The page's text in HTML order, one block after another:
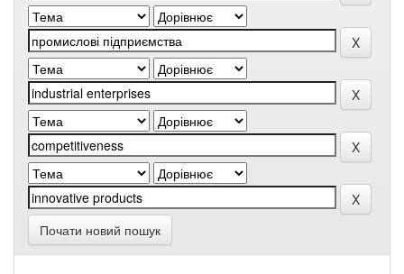
Почати новий пошук